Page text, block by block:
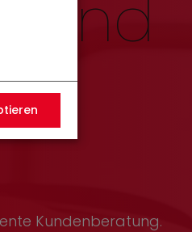
und
Kundenberatung.